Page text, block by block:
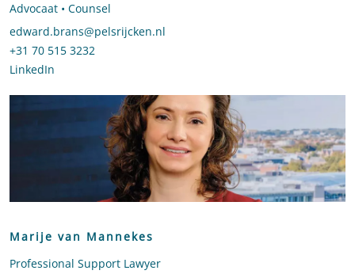
Advocaat • Counsel
Stuur een e-mail naar Edward Brans
edward.brans@pelsrijcken.nl
Bel naar Edward Brans
+31 70 515 3232
LinkedIn
Marije van Mannekes
Professional Support Lawyer